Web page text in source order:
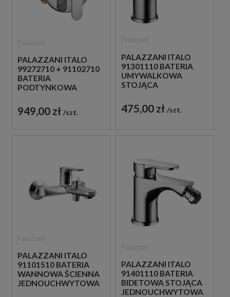
PALAZZANI ITALO
99272710 + 91102710
BATERIA
PODTYNKOWA
949,00 zł szt.
PALAZZANI ITALO
91301110 BATERIA
UMYWALKOWA
STOJĄCA
CHROM
475,00 zł szt.
PALAZZANI ITALO
91101510 BATERIA
WANNOWA ŚCIENNA
JEDNOUCHWYTOWA
PALAZZANI ITALO
91401110 BATERIA
BIDETOWA STOJĄCA
JEDNOUCHWYTOWA